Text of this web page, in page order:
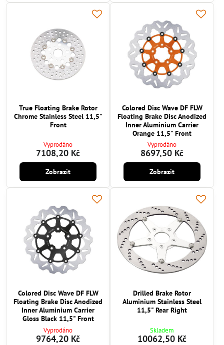
True Floating Brake Rotor
Chrome Stainless Steel 11,5"
Front
Vyprodáno
7108,20 Kč
Zobrazit
Colored Disc Wave DF FLW
Floating Brake Disc Anodized
Inner Aluminium Carrier
Orange 11,5" Front
Vyprodáno
8697,50 Kč
Zobrazit
Colored Disc Wave DF FLW
Floating Brake Disc Anodized
Inner Aluminium Carrier
Gloss Black 11,5" Front
Vyprodáno
9764,20 Kč
Drilled Brake Rotor
Aluminium Stainless Steel
11,5" Rear Right
Skladem
10062,50 Kč